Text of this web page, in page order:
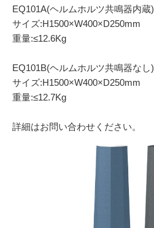
EQ101A(ヘルムホルツ共鳴器内蔵)
サイズ:H1500×W400×D250mm
重量:≤12.6Kg
EQ101B(ヘルムホルツ共鳴器なし)
サイズ:H1500×W400×D250mm
重量:≤12.7Kg
詳細はお問い合わせください。